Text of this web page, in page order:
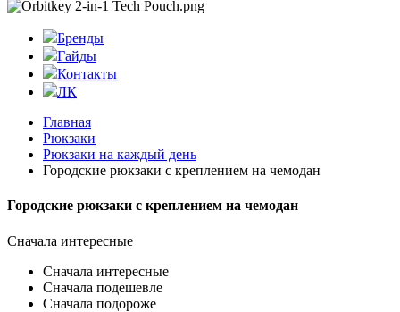
Бренды
Гайды
Контакты
ЛК
Главная
Рюкзаки
Рюкзаки на каждый день
Городские рюкзаки с креплением на чемодан
Городские рюкзаки с креплением на чемодан
Сначала интересные
Сначала интересные
Сначала подешевле
Сначала подороже